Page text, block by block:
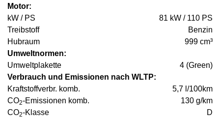
Motor:
kW / PS
81 kW / 110 PS
Treibstoff
Benzin
Hubraum
999 cm³
Umweltnormen:
Umweltplakette
4 (Green)
Verbrauch und Emissionen nach WLTP:
Kraftstoffverbr. komb.
5,7 l/100km
CO2-Emissionen komb.
130 g/km
CO2-Klasse D